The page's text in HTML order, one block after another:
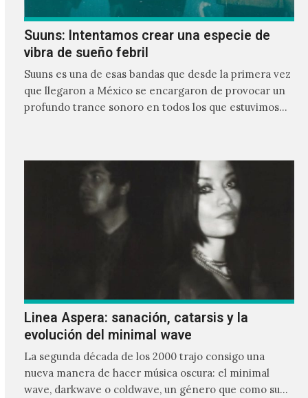
Suuns: Intentamos crear una especie de
vibra de sueño febril
Suuns es una de esas bandas que desde la primera vez
que llegaron a México se encargaron de provocar un
profundo trance sonoro en todos los que estuvimos
Linea Aspera: sanación, catarsis y la
evolución del minimal wave
La segunda década de los 2000 trajo consigo una
nueva manera de hacer música oscura: el minimal
wave, darkwave o coldwave, un género que como su